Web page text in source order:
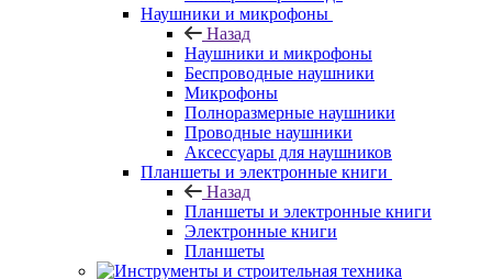
Наушники и микрофоны
Назад
Наушники и микрофоны
Беспроводные наушники
Микрофоны
Полноразмерные наушники
Проводные наушники
Аксессуары для наушников
Планшеты и электронные книги
Назад
Планшеты и электронные книги
Электронные книги
Планшеты